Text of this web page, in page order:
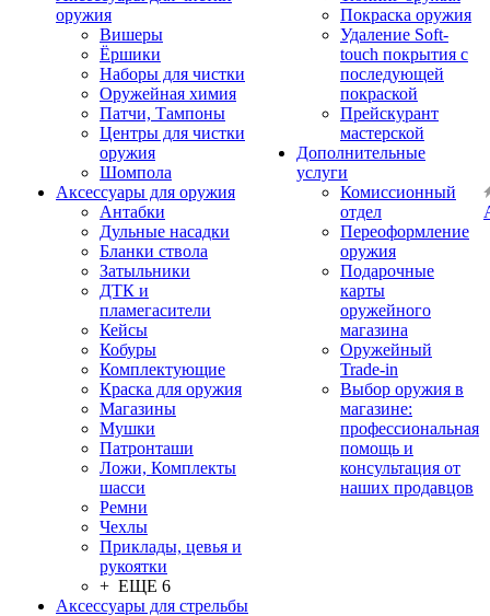
оружия
Вишеры
Ёршики
Наборы для чистки
Оружейная химия
Патчи, Тампоны
Центры для чистки
оружия
Шомпола
Аксессуары для оружия
Антабки
Дульные насадки
Бланки ствола
Затыльники
ДТК и
пламегасители
Кейсы
Кобуры
Комплектующие
Краска для оружия
Магазины
Мушки
Патронташи
Ложи, Комплекты
шасси
Ремни
Чехлы
Приклады, цевья и
рукоятки
+ ЕЩЕ 6
Аксессуары для стрельбы
Покраска оружия
Удаление Soft-
touch покрытия с
последующей
покраской
Прейскурант
мастерской
Дополнительные
услуги
Комиссионный
отдел
Переоформление
оружия
Подарочные
карты
оружейного
магазина
Оружейный
Trade-in
Выбор оружия в
магазине:
профессиональная
помощь и
консультация от
наших продавцов